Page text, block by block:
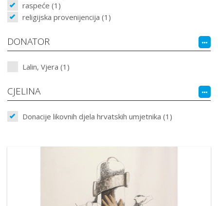
raspeće (1)
religijska provenijencija (1)
DONATOR
Lalin, Vjera (1)
CJELINA
Donacije likovnih djela hrvatskih umjetnika (1)